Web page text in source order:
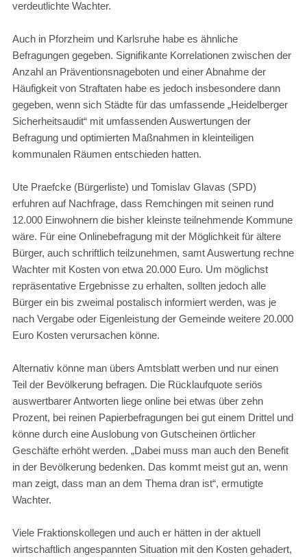
verdeutlichte Wachter.
Auch in Pforzheim und Karlsruhe habe es ähnliche
Befragungen gegeben. Signifikante Korrelationen zwischen der
Anzahl an Präventionsnageboten und einer Abnahme der
Häufigkeit von Straftaten habe es jedoch insbesondere dann
gegeben, wenn sich Städte für das umfassende „Heidelberger
Sicherheitsaudit“ mit umfassenden Auswertungen der
Befragung und optimierten Maßnahmen in kleinteiligen
kommunalen Räumen entschieden hatten.
Ute Praefcke (Bürgerliste) und Tomislav Glavas (SPD)
erfuhren auf Nachfrage, dass Remchingen mit seinen rund
12.000 Einwohnern die bisher kleinste teilnehmende Kommune
wäre. Für eine Onlinebefragung mit der Möglichkeit für ältere
Bürger, auch schriftlich teilzunehmen, samt Auswertung rechne
Wachter mit Kosten von etwa 20.000 Euro. Um möglichst
repräsentative Ergebnisse zu erhalten, sollten jedoch alle
Bürger ein bis zweimal postalisch informiert werden, was je
nach Vergabe oder Eigenleistung der Gemeinde weitere 20.000
Euro Kosten verursachen könne.
Alternativ könne man übers Amtsblatt werben und nur einen
Teil der Bevölkerung befragen. Die Rücklaufquote seriös
auswertbarer Antworten liege online bei etwas über zehn
Prozent, bei reinen Papierbefragungen bei gut einem Drittel und
könne durch eine Auslobung von Gutscheinen örtlicher
Geschäfte erhöht werden. „Dabei muss man auch den Benefit
in der Bevölkerung bedenken. Das kommt meist gut an, wenn
man zeigt, dass man an dem Thema dran ist“, ermutigte
Wachter.
Viele Fraktionskollegen und auch er hätten in der aktuell
wirtschaftlich angespannten Situation mit den Kosten gehadert,